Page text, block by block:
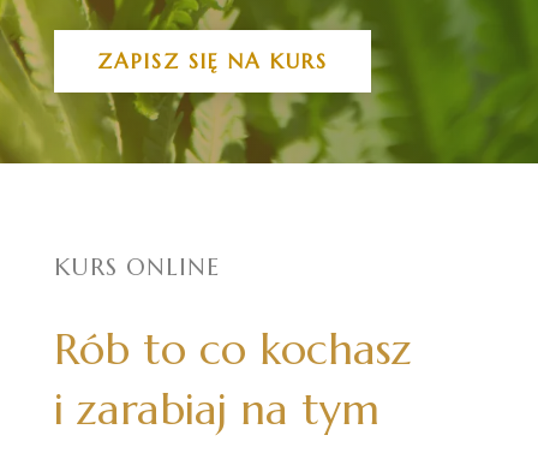
ZAPISZ SIĘ NA KURS
KURS ONLINE
Rób to co kochasz
i zarabiaj na tym